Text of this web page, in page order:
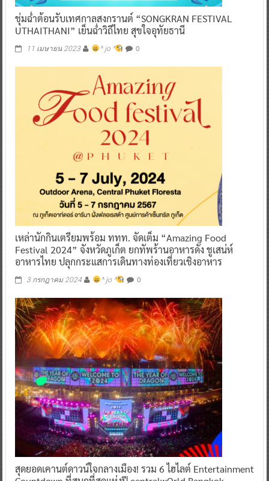
ชุ่มฉ่ำต้อนรับเทศกาลสงกรานต์ “SONGKRAN FESTIVAL
UTHAITHANI” เย็นฉ่ำวิถีไทย สุขใจอุทัยธานี
11 เมษายน 2023 ^ jo ^ 0
เหล่านักกินเตรียมพร้อม ททท. จัดเต็ม “Amazing Food
Festival 2024” จังหวัดภูเก็ต ยกทัพร้านอาหารดัง ชูเสน่ห์
อาหารไทย ปลุกกระแสการเดินทางท่องเที่ยวเชิงอาหาร
3 กรกฎาคม 2024 ^ jo ^ 0
สุดยอดเคานต์ดาวน์ใจกลางเมือง! รวม 6 ไฮไลต์ Entertainment